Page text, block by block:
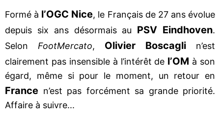
Formé à l’OGC Nice, le Français de 27 ans évolue
depuis six ans désormais au PSV Eindhoven.
Selon FootMercato, Olivier Boscagli n’est
clairement pas insensible à l’intérêt de l’OM à son
égard, même si pour le moment, un retour en
France n’est pas forcément sa grande priorité.
Affaire à suivre...